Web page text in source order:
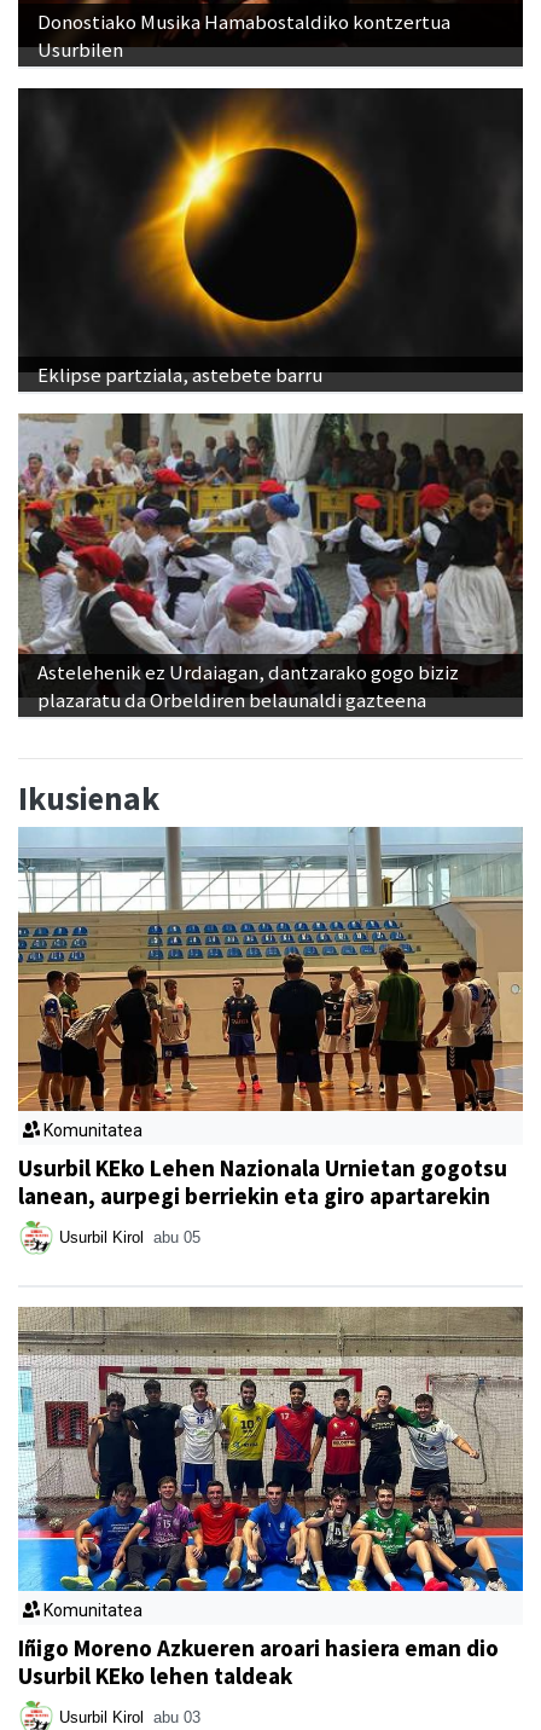
Donostiako Musika Hamabostaldiko kontzertua
Usurbilen
Eklipse partziala, astebete barru
Astelehenik ez Urdaiagan, dantzarako gogo biziz
plazaratu da Orbeldiren belaunaldi gazteena
Ikusienak
Komunitatea
Usurbil KEko Lehen Nazionala Urnietan gogotsu
lanean, aurpegi berriekin eta giro apartarekin
Usurbil Kirol abu 05
Komunitatea
Iñigo Moreno Azkueren aroari hasiera eman dio
Usurbil KEko lehen taldeak
Usurbil Kirol abu 03